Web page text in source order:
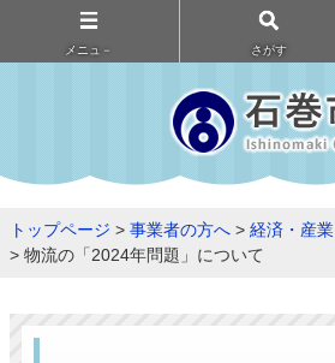
メニュ－ さがす
トップページ > 事業者の方へ > 経済・産業
> 物流の「2024年問題」について